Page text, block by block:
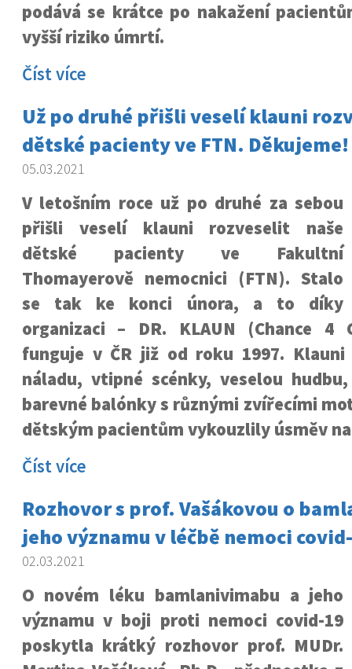
podává se krátce po nakažení
vyšší riziko úmrtí.
Číst více
Už po druhé přišli veselí klauni
dětské pacienty ve FTN. Děkujeme!
05.03.2021
V letošním roce už po druhé za sebou
přišli veselí klauni rozveselit naše
dětské pacienty ve Fakultní
Thomayerově nemocnici (FTN). Stalo
se tak ke konci února, a to díky
organizaci – DR. KLAUN (Chance 4
funguje v ČR již od roku 1997.
náladu, vtipné scénky, veselou
barevné balónky s různými zvířecími
dětským pacientům vykouzlily úsměv
Číst více
Rozhovor s prof. Vašákovou o
jeho významu v léčbě nemoci
02.03.2021
O novém léku bamlanivimabu a jeho
významu v boji proti nemoci covid-19
poskytla krátký rozhovor prof. MUDr.